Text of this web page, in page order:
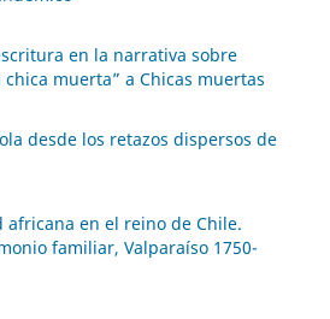
en la narrativa sobre
chica muerta” a Chicas muertas
desde los retazos dispersos de
africana en el reino de Chile.
familiar, Valparaíso 1750-